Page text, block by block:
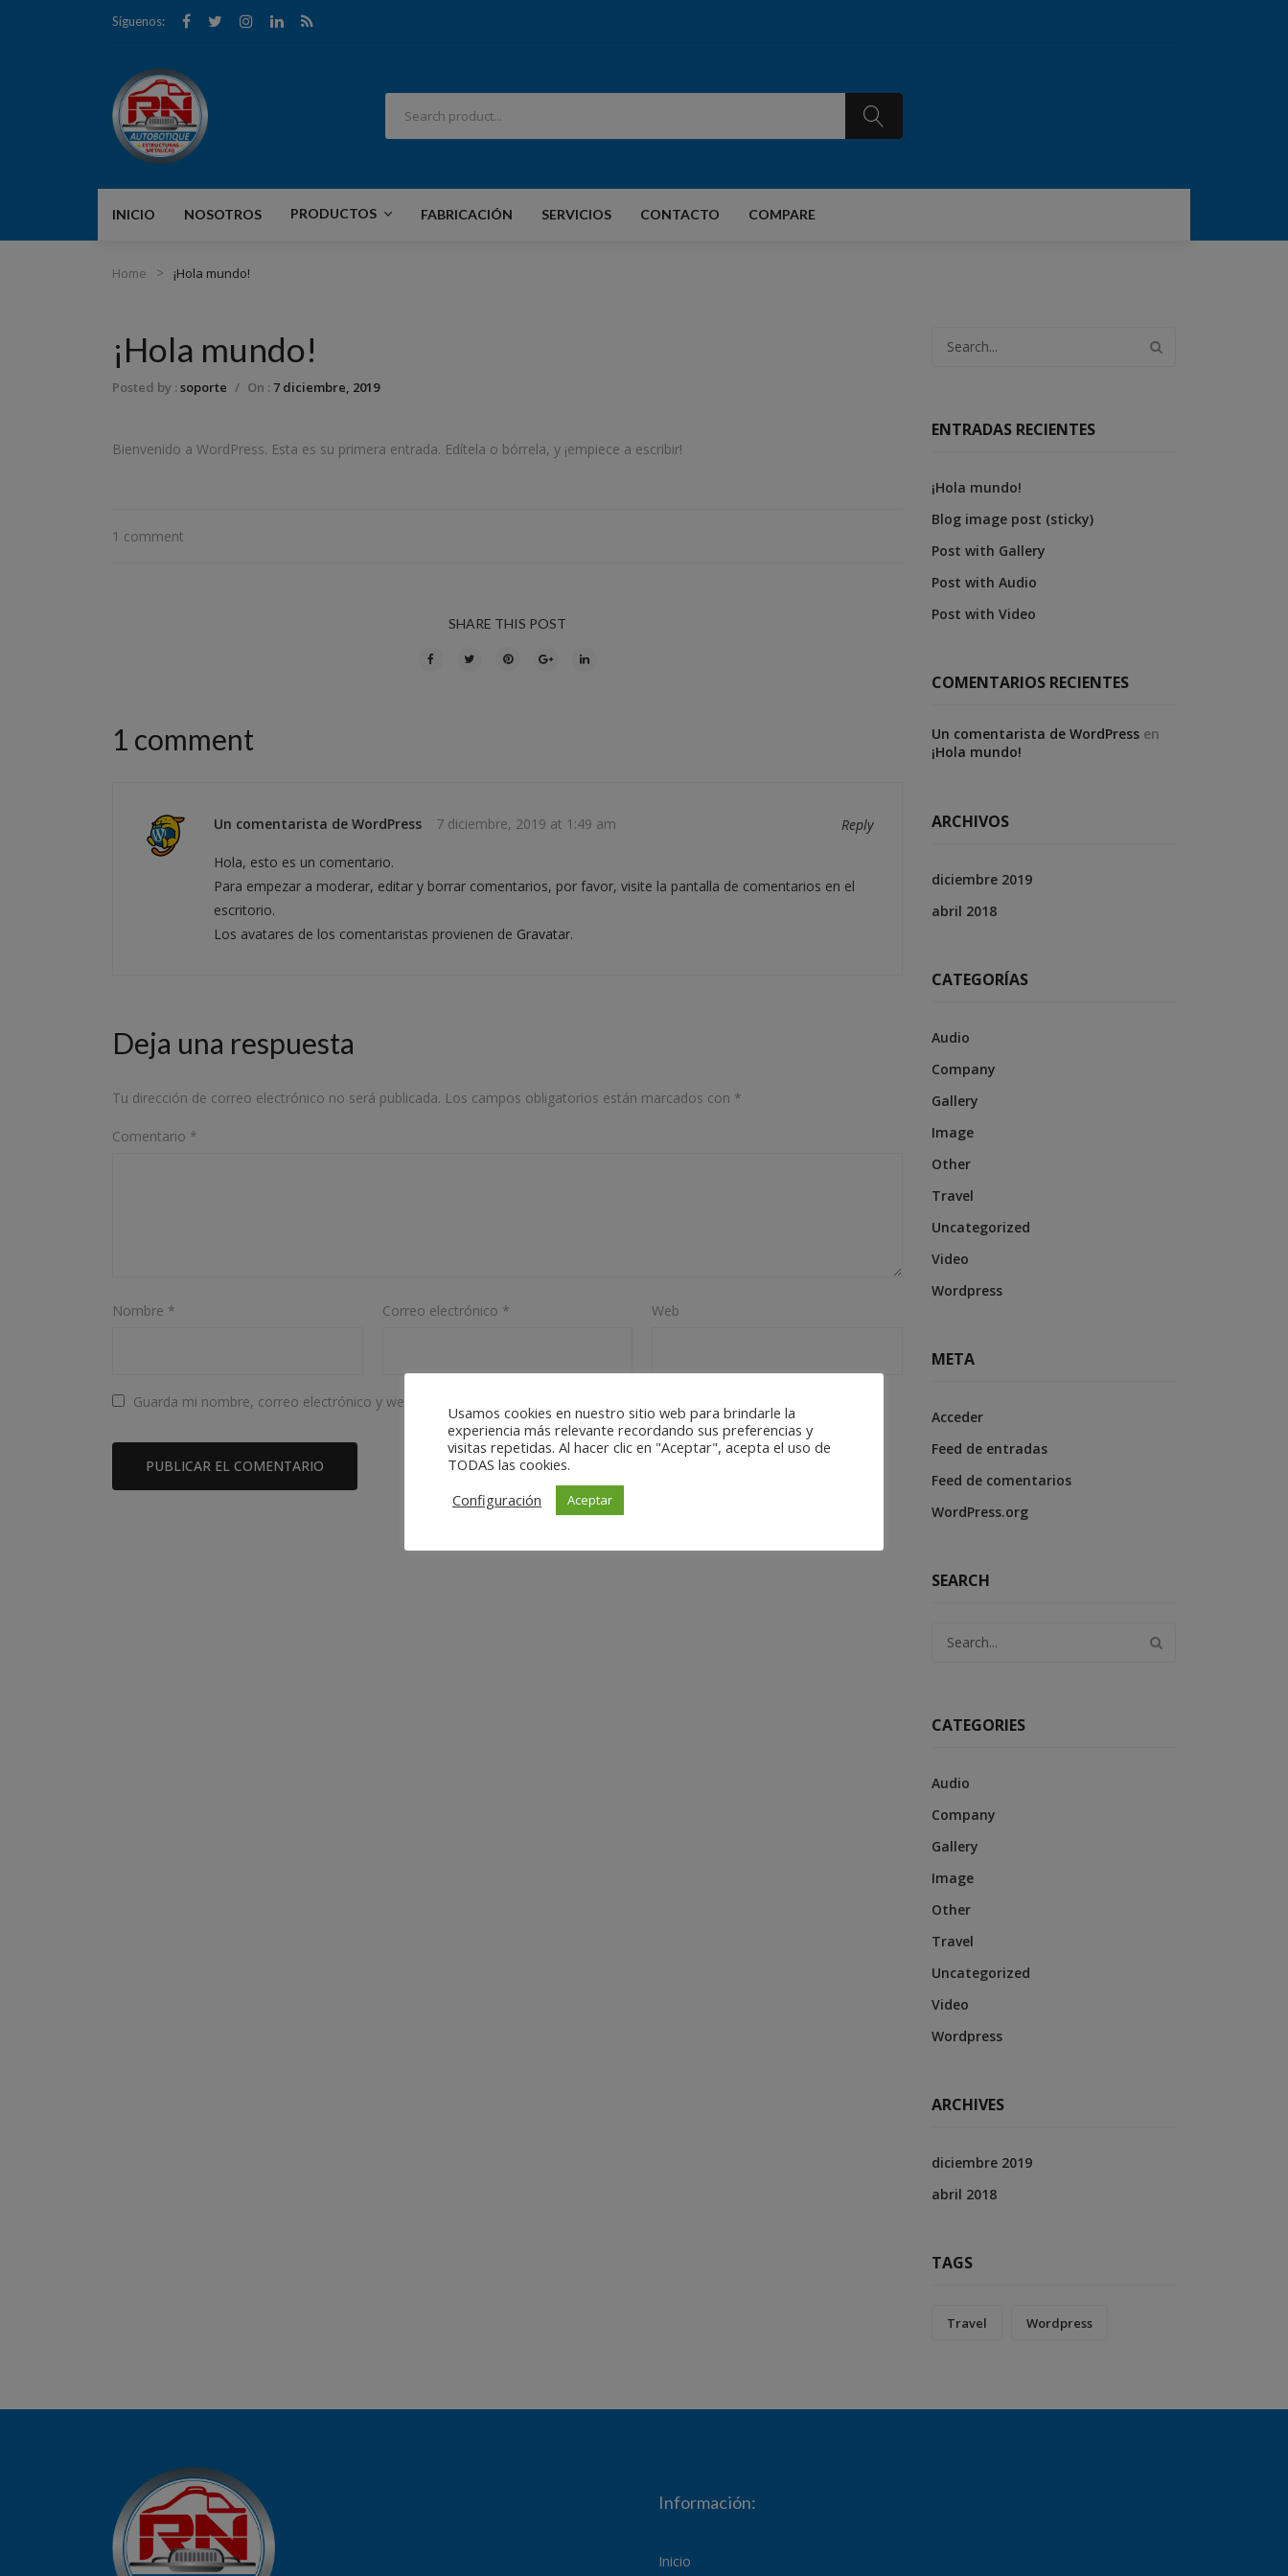
Síguenos:
INICIO NOSOTROS PRODUCTOS FABRICACIÓN SERVICIOS CONTACTO COMPARE
Home ¡Hola mundo!
¡Hola mundo!
Posted by : soporte / On : 7 diciembre, 2019
Bienvenido a WordPress. Esta es su primera entrada. Edítela o bórrela, y ¡empiece a escribir!
1 comment
SHARE THIS POST
1 comment
Un comentarista de WordPress 7 diciembre, 2019 at 1:49 am Reply
Hola, esto es un comentario.
Para empezar a moderar, editar y borrar comentarios, por favor, visite la pantalla de comentarios en el
escritorio.
Los avatares de los comentaristas provienen de Gravatar.
Deja una respuesta
Tu dirección de correo electrónico no será publicada. Los campos obligatorios están marcados con *
Comentario *
Nombre * Correo electrónico * Web
Guarda mi nombre, correo electrónico y web en este navegador para la próxima vez que comente.
ENTRADAS RECIENTES
¡Hola mundo!
Blog image post (sticky)
Post with Gallery
Post with Audio
Post with Video
COMENTARIOS RECIENTES
Un comentarista de WordPress en
¡Hola mundo!
ARCHIVOS
diciembre 2019
abril 2018
CATEGORÍAS
Audio
Company
Gallery
Image
Other
Travel
Uncategorized
Video
Wordpress
META
Acceder
Feed de entradas
Feed de comentarios
WordPress.org
SEARCH
CATEGORIES
Audio
Company
Gallery
Image
Other
Travel
Uncategorized
Video
Wordpress
ARCHIVES
diciembre 2019
abril 2018
TAGS
Travel Wordpress
Información:
Inicio
Usamos cookies en nuestro sitio web para brindarle la
experiencia más relevante recordando sus preferencias y
visitas repetidas. Al hacer clic en "Aceptar", acepta el uso de
TODAS las cookies.
Configuración
Aceptar